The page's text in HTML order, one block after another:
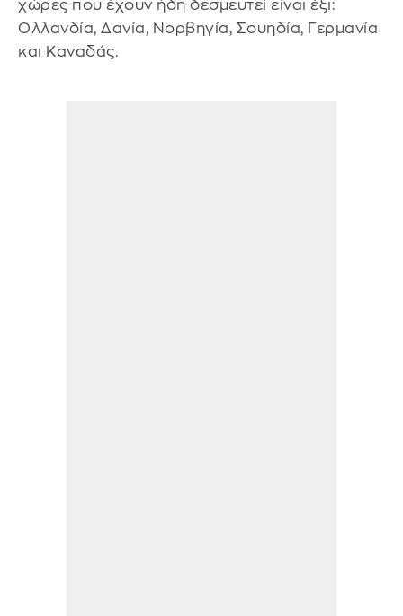
χώρες που έχουν ήδη δεσμευτεί είναι έξι:
Ολλανδία, Δανία, Νορβηγία, Σουηδία, Γερμανία
και Καναδάς.